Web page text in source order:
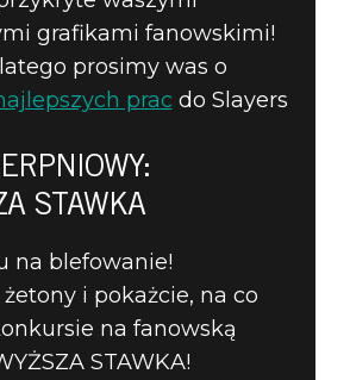
grafikami fanowskimi!
prosimy was o
prac do Slayers
STAWKA
na blefowanie!
i pokażcie, na co
na fanowską
STAWKA!